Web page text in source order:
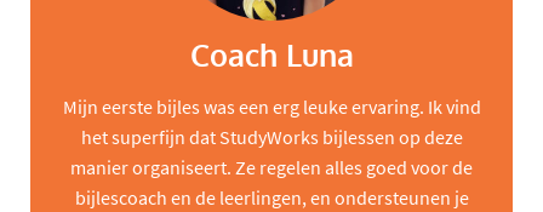
Coach Luna
Mijn eerste bijles was een erg leuke ervaring. Ik vind
het superfijn dat StudyWorks bijlessen op deze
manier organiseert. Ze regelen alles goed voor de
bijlescoach en de leerlingen, en ondersteunen je